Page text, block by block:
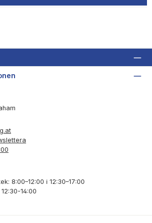
8:00–12:00 i 12:30–17:00
14:00